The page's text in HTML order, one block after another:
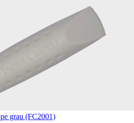
grau (FC2001)